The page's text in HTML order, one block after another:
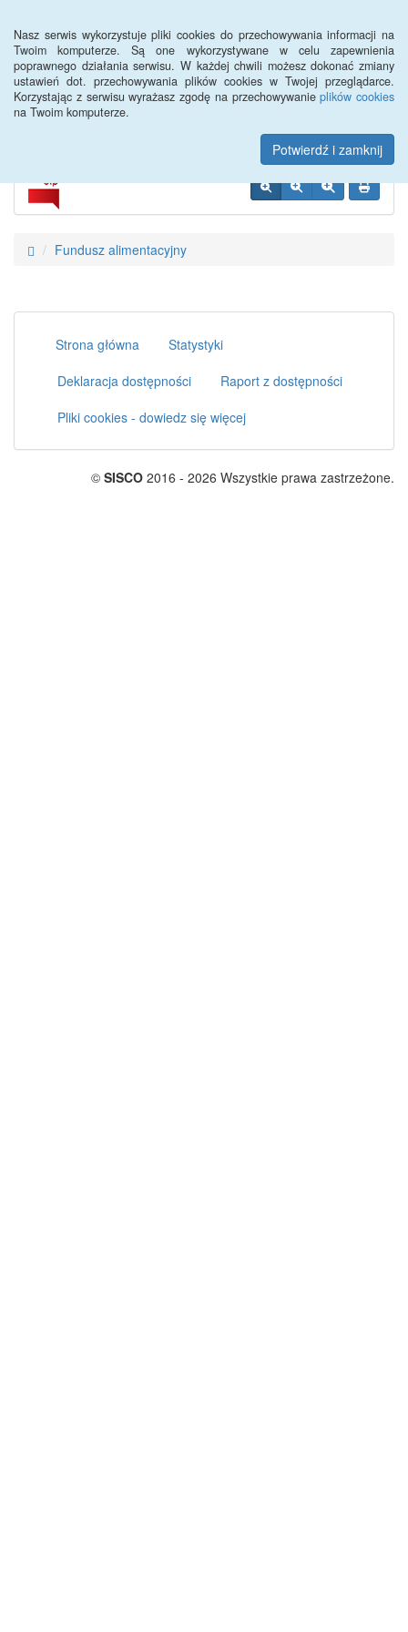
Nasz serwis wykorzystuje pliki cookies do przechowywania informacji na
Twoim komputerze. Są one wykorzystywane w celu zapewnienia
poprawnego działania serwisu. W każdej chwili możesz dokonać zmiany
ustawień dot. przechowywania plików cookies w Twojej przeglądarce.
Korzystając z serwisu wyrażasz zgodę na przechowywanieplików cookies
na Twoim komputerze.
Potwierdź i zamknij
Miejski Ośrodek Pomocy
Społecznej w Kwidzynie
Fundusz alimentacyjny
Strona główna
Statystyki
Deklaracja dostępności
Raport z dostępności
Pliki cookies - dowiedz się więcej
© SISCO 2016 - 2026 Wszystkie prawa zastrzeżone.